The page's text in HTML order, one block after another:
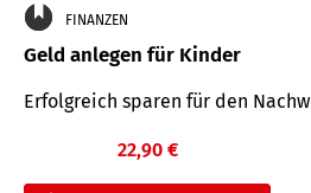
FINANZEN
Geld anlegen für Kinder
Erfolgreich sparen für den
22,90 €